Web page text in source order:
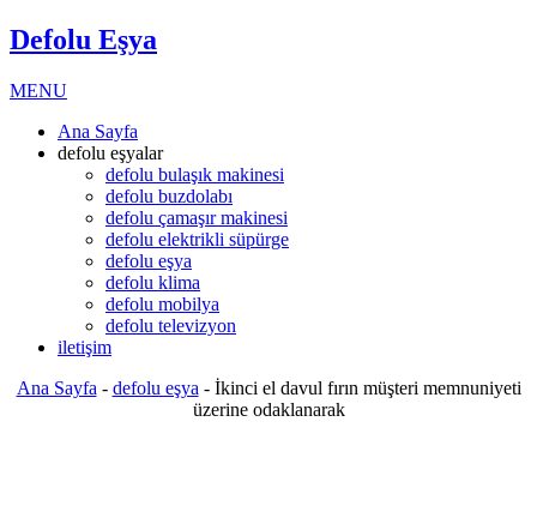
Defolu Eşya
MENU
Ana Sayfa
defolu eşyalar
defolu bulaşık makinesi
defolu buzdolabı
defolu çamaşır makinesi
defolu elektrikli süpürge
defolu eşya
defolu klima
defolu mobilya
defolu televizyon
iletişim
Ana Sayfa - defolu eşya - İkinci el davul fırın müşteri memnuniyeti
üzerine odaklanarak